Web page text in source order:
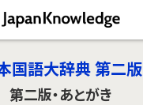
国語大辞典 第二版
第二版・あとがき